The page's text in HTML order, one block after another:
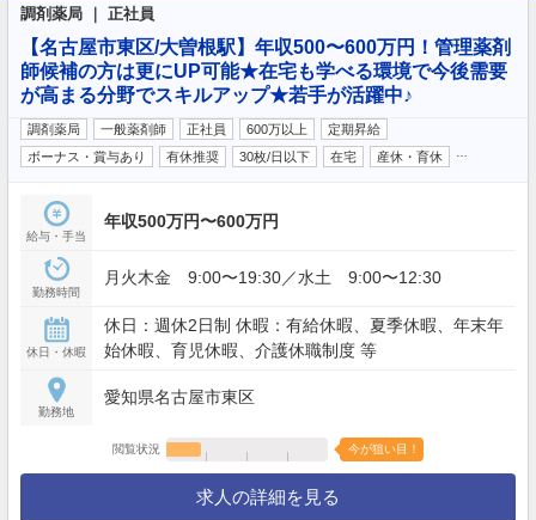
調剤薬局 ｜ 正社員
【名古屋市東区/大曽根駅】年収500〜600万円！管理薬剤
師候補の方は更にUP可能★在宅も学べる環境で今後需要
が高まる分野でスキルアップ★若手が活躍中♪
調剤薬局 一般薬剤師 正社員 600万以上
定期昇給
ボーナス・賞与あり
有休推奨 30枚/日以下 在宅 産休・育休
給与・手当
年収500万円〜600万円
勤務時間
月火木金 9:00〜19:30／水土 9:00〜12:30
休日・休暇
休日：週休2日制 休暇：有給休暇、夏季休暇、年末年
始休暇、育児休暇、介護休職制度 等
勤務地
愛知県名古屋市東区
閲覧状況 今が狙い目！
求人の詳細を見る